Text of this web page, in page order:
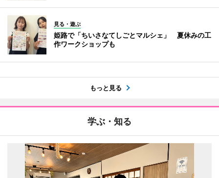
見る・遊ぶ
姫路で「ちいさなてしごとマルシェ」 夏休みの工
作ワークショップも
もっと見る
学ぶ・知る